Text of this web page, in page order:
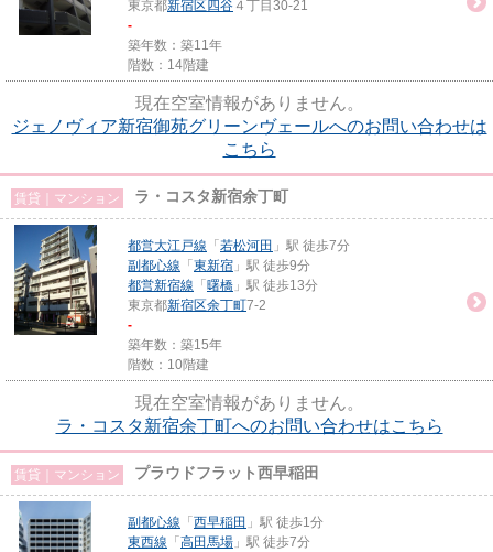
東京都新宿区 四谷 ４丁目30-21
-
築年数：築11年
階数：14階建
現在空室情報がありません。
ジェノヴィア新宿御苑グリーンヴェールへのお問い合わせは
こちら
賃貸｜マンション ラ・コスタ新宿余丁町
都営大江戸線 「 若松河田 」駅 徒歩7分
副都心線 「 東新宿 」駅 徒歩9分
都営新宿線 「 曙橋 」駅 徒歩13分
東京都新宿区余丁町7-2
-
築年数：築15年
階数：10階建
現在空室情報がありません。
ラ・コスタ新宿余丁町へのお問い合わせはこちら
賃貸｜マンション プラウドフラット西早稲田
副都心線 「 西早稲田 」駅 徒歩1分
東西線 「 高田馬場 」駅 徒歩7分